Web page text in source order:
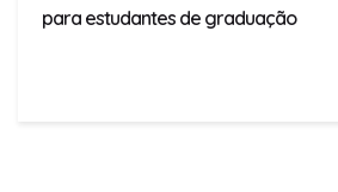
para estudantes de graduação